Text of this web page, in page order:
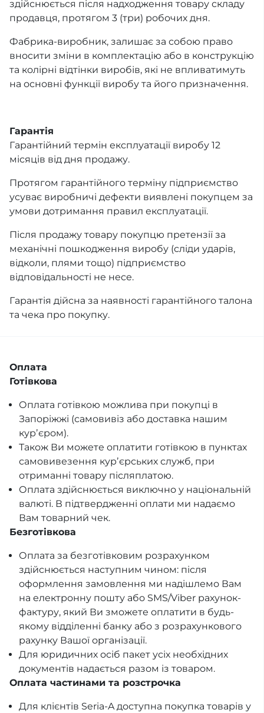
здійснюється після надходження товару складу
продавця, протягом 3 (три) робочих дня.
Фабрика-виробник, залишає за собою право
вносити зміни в комплектацію або в конструкцію
та колірні відтінки виробів, які не впливатимуть
на основні функції виробу та його призначення.
Гарантія
Гарантійний термін експлуатації виробу 12
місяців від дня продажу.
Протягом гарантійного терміну підприємство
усуває виробничі дефекти виявлені покупцем за
умови дотримання правил експлуатації.
Після продажу товару покупцю претензії за
механічні пошкодження виробу (сліди ударів,
відколи, плями тощо) підприємство
відповідальності не несе.
Гарантія дійсна за наявності гарантійного талона
та чека про покупку.
Оплата
Готівкова
Оплата готівкою можлива при покупці в
Запоріжжі (самовивіз або доставка нашим
курʼєром).
Також Ви можете оплатити готівкою в пунктах
самовивезення курʼєрських служб, при
отриманні товару післяплатою.
Оплата здійснюється виключно у національній
валюті. В підтвердженні оплати ми надаємо
Вам товарний чек.
Безготівкова
Оплата за безготівковим розрахунком
здійснюється наступним чином: після
оформлення замовлення ми надішлемо Вам
на електронну пошту або SMS/Viber рахунок-
фактуру, який Ви зможете оплатити в будь-
якому відділенні банку або з розрахункового
рахунку Вашої організації.
Для юридичних осіб пакет усіх необхідних
документів надається разом із товаром.
Оплата частинами та розстрочка
Для клієнтів Seria-A доступна покупка товарів у